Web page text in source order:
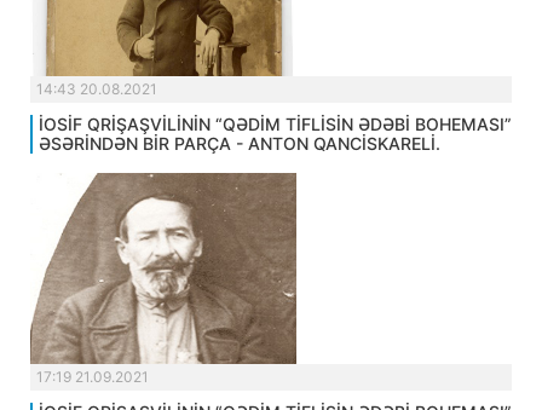
14:43 20.08.2021
İOSİF QRİŞAŞVİLİNİN “QƏDİM TİFLİSİN ƏDƏBİ BOHEMASI”
ƏSƏRİNDƏN BİR PARÇA - ANTON QANCİSKARELİ.
17:19 21.09.2021